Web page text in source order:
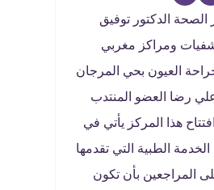
الدكتور توفيق
ومراكز مغربي
العيون بحي المرجان
رضا العضو المنتدب
هذا المركز يأتي في
الطبية التي تقدمها
المراجعين بأن تكون